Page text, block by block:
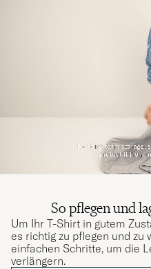
GEKAUFT AM
GEKAUFT
Väldigt bekväma t-
bra efter många
Dejlig kvalitet og nem
So pflegen und
Um Ihr T-Shirt in gutem
es richtig zu pflegen und zu
einfachen Schritte, um die
verlängern.